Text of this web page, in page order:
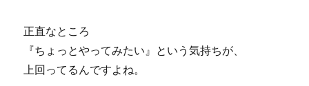
正直なところ
『ちょっとやってみたい』という気持ちが、
上回ってるんですよね。